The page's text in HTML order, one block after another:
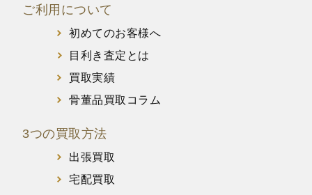
ご利用について
初めてのお客様へ
目利き査定とは
買取実績
骨董品買取コラム
3つの買取方法
出張買取
宅配買取